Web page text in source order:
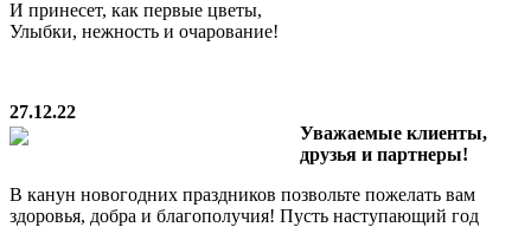
И принесет, как первые цветы,
Улыбки, нежность и очарование!
27.12.22
Уважаемые клиенты,
друзья и партнеры!
В канун новогодних праздников позвольте пожелать вам
здоровья, добра и благополучия! Пусть наступающий год